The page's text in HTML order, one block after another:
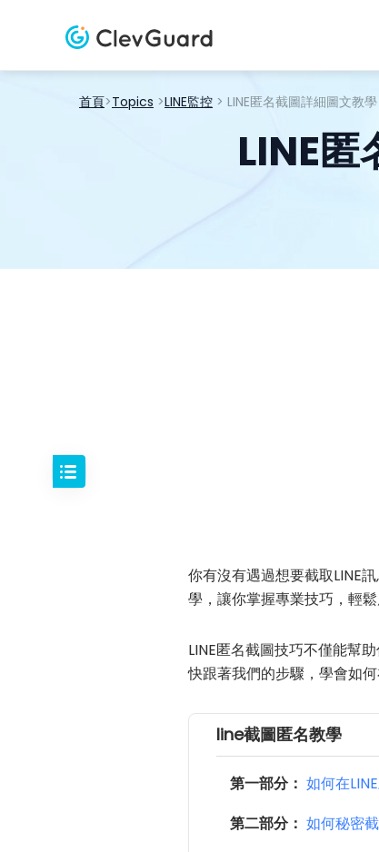
首頁>Topics >LINE監控 > LINE匿名截圖詳細圖文教
LINE
你有沒有遇過想要截取LINE
學，讓你掌握專業技巧，輕鬆
LINE匿名截圖技巧不僅能幫
快跟著我們的步驟，學會如
line截圖匿名教學
第一部分： 如何在
第二部分： 如何秘密